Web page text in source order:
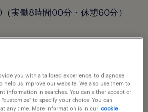
実働8時間00分・休憩60分）
distribution
you with a tailored experience, to diagnose
help us improve our website. We also use them to
information in searches. You can either accept or
to specify your choice. You can
any time. More information is in our cookie